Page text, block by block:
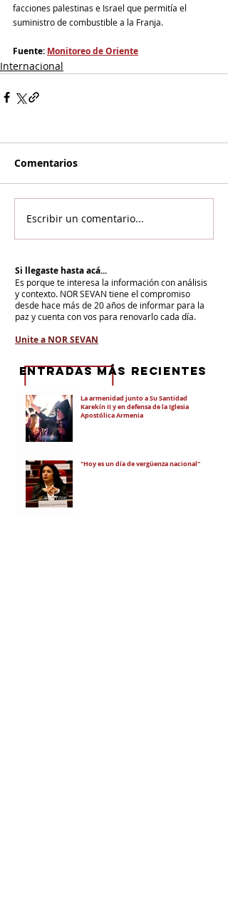
facciones palestinas e Israel que permitía el
suministro de combustible a la Franja.
Fuente: Monitoreo de Oriente
Internacional
Comentarios
Escribir un comentario...
Si llegaste hasta acá...
Es porque te interesa la información con análisis
y contexto. NOR SEVAN tiene el compromiso
desde hace más de 20 años de informar para la
paz y cuenta con vos para renovarlo cada día.
Unite a NOR SEVAN
La armenidad junto a Su Santidad
Karekín II y en defensa de la Iglesia
Apostólica Armenia
"Hoy es un día de vergüenza nacional"
eNTRADAS MÁS RECIENTES